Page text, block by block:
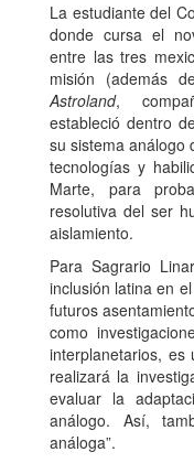
La estudiante del
donde cursa el
entre las tres
misión (además
Astroland,
estableció dentro
su sistema
tecnologías y
Marte, para
resolutiva del ser
aislamiento.
Para Sagrario
inclusión latina en
futuros
como
interplanetarios, es
realizará la
evaluar la
análogo. Así,
análoga”.